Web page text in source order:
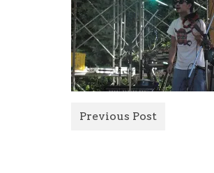
Previous Post